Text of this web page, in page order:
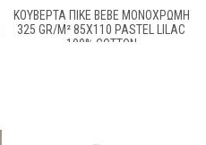
ΚΟΥΒΈΡΤΑ ΠΙΚΈ BEBE ΜΟΝΌΧΡΩΜΗ
325 GR/M² 85X110 PASTEL LILAC
100% COTTON